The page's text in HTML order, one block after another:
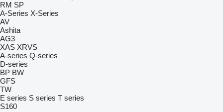
RM SP
A-Series X-Series
AV
Ashita
AG3
XAS XRVS
A-series Q-series
D-series
BP BW
GFS
TW
E series S series T series
S160